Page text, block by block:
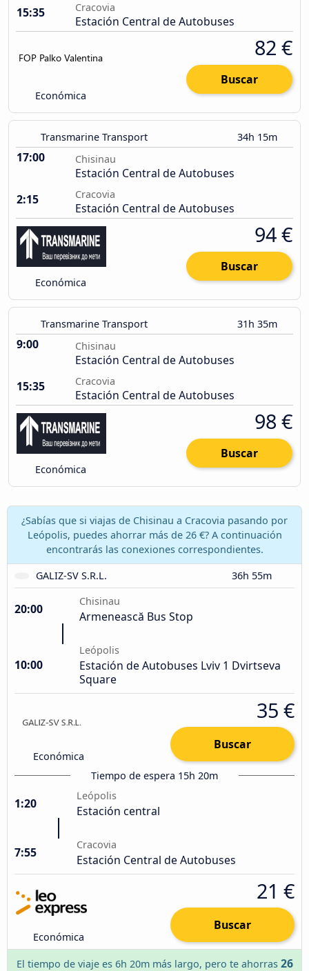
15:35
Cracovia
Estación Central de Autobuses
Económica
82 €
Buscar
Transmarine Transport 34h 15m
17:00 Chisinau
Estación Central de Autobuses
2:15
Cracovia
Estación Central de Autobuses
Económica
94 €
Buscar
Transmarine Transport 31h 35m
9:00 Chisinau
Estación Central de Autobuses
15:35
Cracovia
Estación Central de Autobuses
Económica
98 €
Buscar
¿Sabías que si viajas de Chisinau a Cracovia pasando por
Leópolis, puedes ahorrar más de 26 €? A continuación
encontrarás las conexiones correspondientes.
GALIZ-SV S.R.L.
36h 55m
20:00
Chisinau
Armenească Bus Stop
10:00
Leópolis
Estación de Autobuses Lviv 1 Dvirtseva
Square
Económica
35 €
Buscar
Tiempo de espera 15h 20m
1:20
Leópolis
Estación central
7:55
Cracovia
Estación Central de Autobuses
Económica
21 €
Buscar
El tiempo de viaje es 6h 20m más largo, pero te ahorras 26